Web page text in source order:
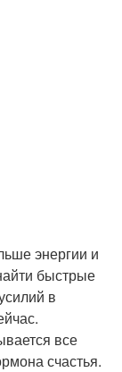
энергии и
быстрые
в
все
счастья.